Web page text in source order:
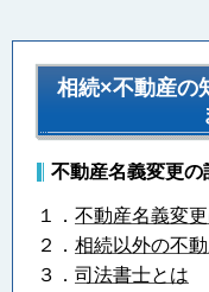
相続×不動産
不動産名義変更の
１． 不動産名義変
２． 相続以外の不
３． 司法書士とは